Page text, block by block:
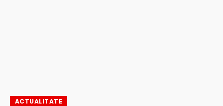
ACTUALITATE